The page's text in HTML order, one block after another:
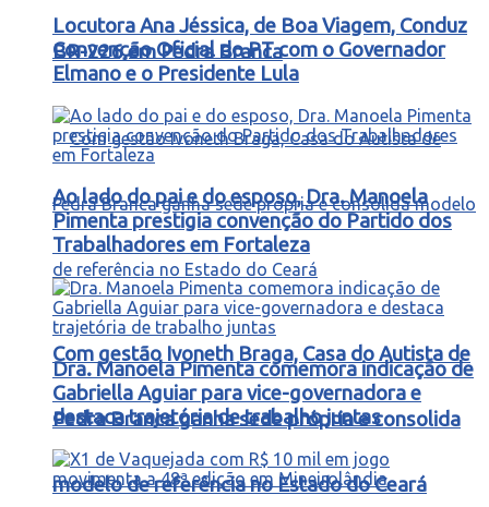
BR-226 em Pedra Branca
Com gestão Ivoneth Braga, Casa do Autista de
Pedra Branca ganha sede própria e consolida
modelo de referência no Estado do Ceará
Locutora Ana Jéssica, de Boa Viagem, Conduz
Convenção Oficial do PT com o Governador
Elmano e o Presidente Lula
Ao lado do pai e do esposo, Dra. Manoela
Pimenta prestigia convenção do Partido dos
Trabalhadores em Fortaleza
Dra. Manoela Pimenta comemora indicação de
Gabriella Aguiar para vice-governadora e
destaca trajetória de trabalho juntas